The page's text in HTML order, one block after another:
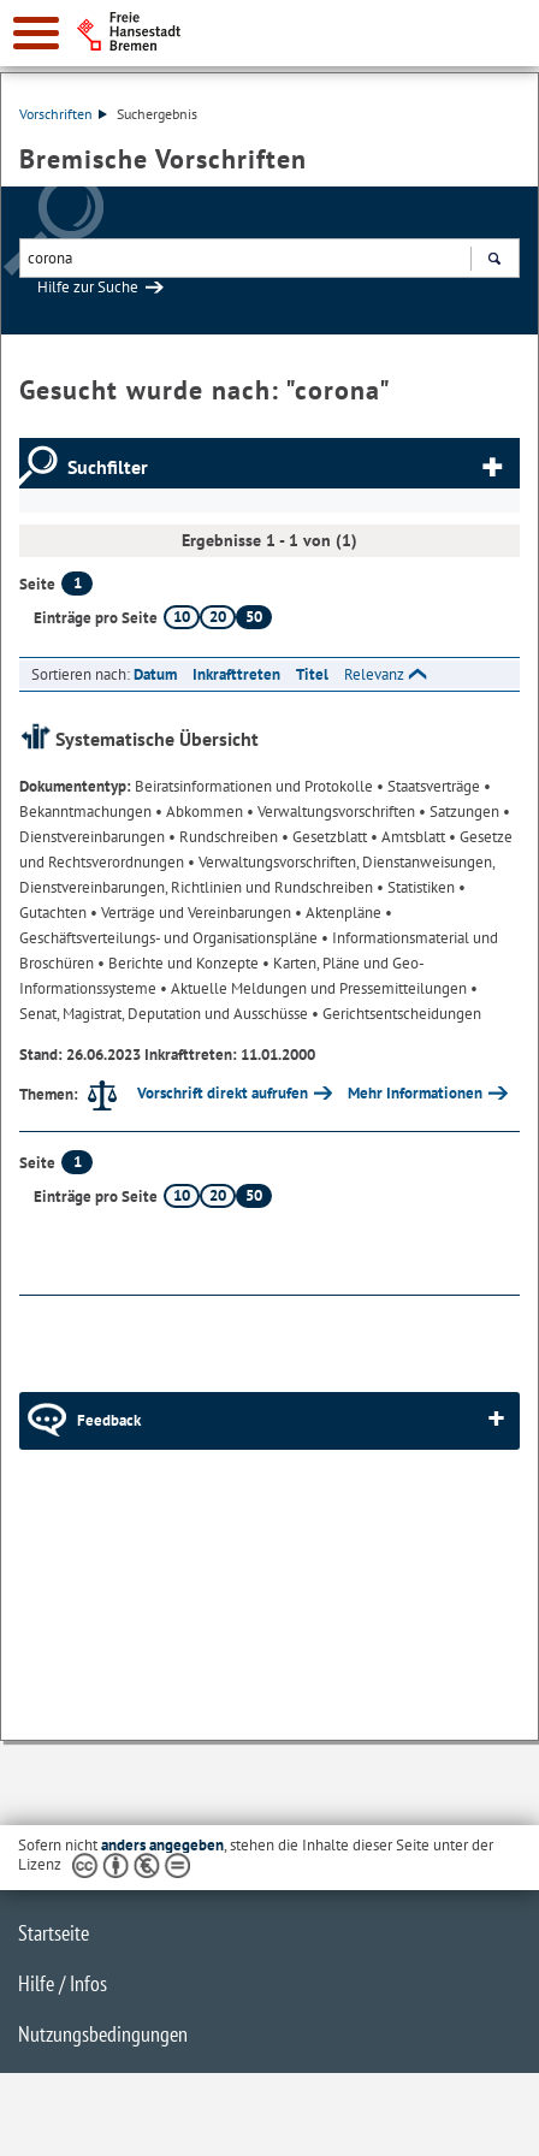
Vorschriften Suchergebnis
Bremische Vorschriften
Hilfe zur Suche
Gesucht wurde nach: "corona"
Suchfilter
Ergebnisse 1 - 1 von (1)
Seite
1
Einträge pro Seite
10 20 50
Sortieren nach:Datum Inkrafttreten Titel Relevanz
Systematische Übersicht
Dokumententyp: Beiratsinformationen und Protokolle • Staatsverträge •
Bekanntmachungen • Abkommen • Verwaltungsvorschriften • Satzungen •
Dienstvereinbarungen • Rundschreiben • Gesetzblatt• Amtsblatt• Gesetze
und Rechtsverordnungen • Verwaltungsvorschriften, Dienstanweisungen,
Dienstvereinbarungen, Richtlinien und Rundschreiben • Statistiken •
Gutachten • Verträge und Vereinbarungen • Aktenpläne •
Geschäftsverteilungs- und Organisationspläne • Informationsmaterial und
Broschüren • Berichte und Konzepte • Karten, Pläne und Geo-
Informationssysteme • Aktuelle Meldungen und Pressemitteilungen •
Senat, Magistrat, Deputation und Ausschüsse • Gerichtsentscheidungen
Stand: 26.06.2023 Inkrafttreten: 11.01.2000
Themen:
Vorschrift direkt aufrufen Mehr Informationen
Seite
1
Einträge pro Seite
10 20 50
Feedback
Sofern nichtanders angegeben, stehen die Inhalte dieser Seite unter der
Lizenz
Startseite
Hilfe / Infos
Nutzungsbedingungen